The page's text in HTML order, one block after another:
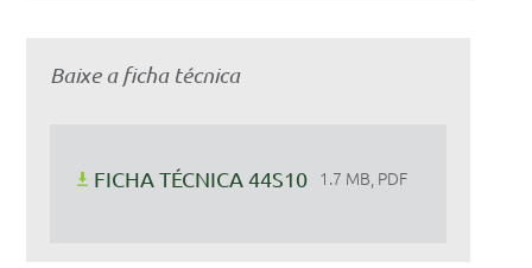
Baixe a ficha técnica
FICHA TÉCNICA 44S10 1.7 MB, PDF